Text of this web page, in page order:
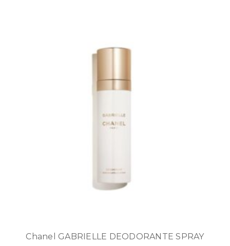
Chanel GABRIELLE DEODORANTE SPRAY